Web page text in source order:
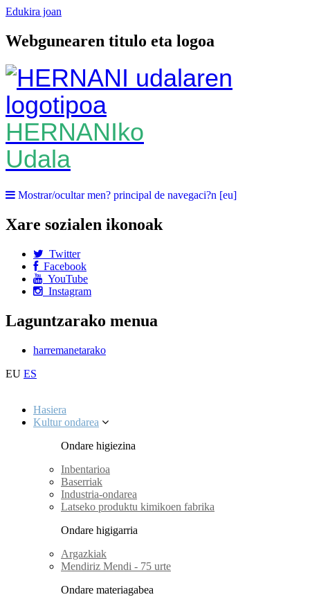
Edukira joan
Webgunearen titulo eta logoa
HERNANIko
Udala
Mostrar/ocultar men? principal de navegaci?n [eu]
Xare sozialen ikonoak
Twitter
Facebook
YouTube
Instagram
Laguntzarako menua
harremanetarako
EU ES
Hasiera
Kultur ondarea
Ondare higiezina
Inbentarioa
Baserriak
Industria-ondarea
Latseko produktu kimikoen fabrika
Ondare higigarria
Argazkiak
Mendiriz Mendi - 75 urte
Ondare materiagabea